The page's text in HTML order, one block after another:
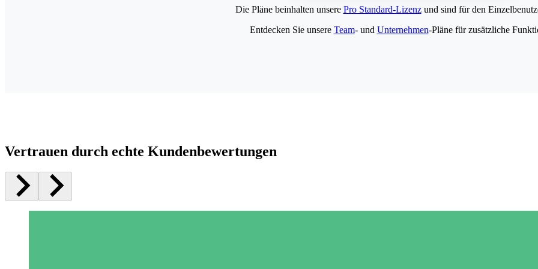
Die Pläne beinhalten unsere Pro Standard-Lizenzund sind für den
Entdecken Sie unsere Team- und Unternehmen-Pläne für zusätzliche
Vertrauen durch echte Kundenbewertungen